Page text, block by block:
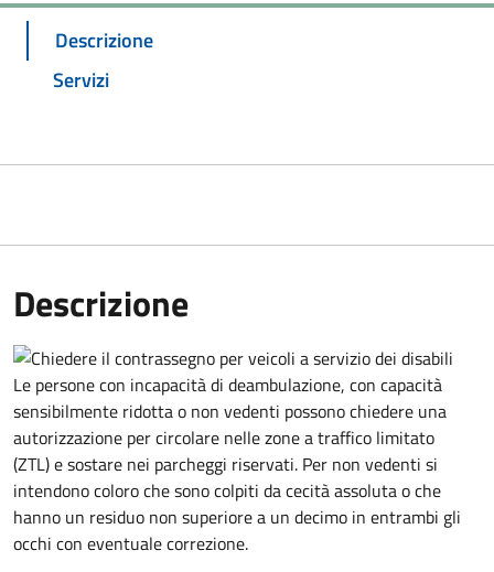
Descrizione
Servizi
Descrizione
Le persone con incapacità di deambulazione, con capacità
sensibilmente ridotta o non vedenti possono chiedere una
autorizzazione per circolare nelle zone a traffico limitato
(ZTL) e sostare nei parcheggi riservati. Per non vedenti si
intendono coloro che sono colpiti da cecità assoluta o che
hanno un residuo non superiore a un decimo in entrambi gli
occhi con eventuale correzione.